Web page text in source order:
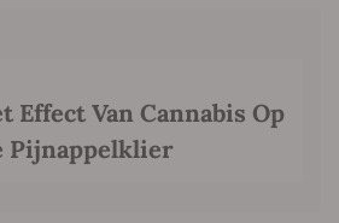
Effect Van Cannabis Op
Pijnappelklier